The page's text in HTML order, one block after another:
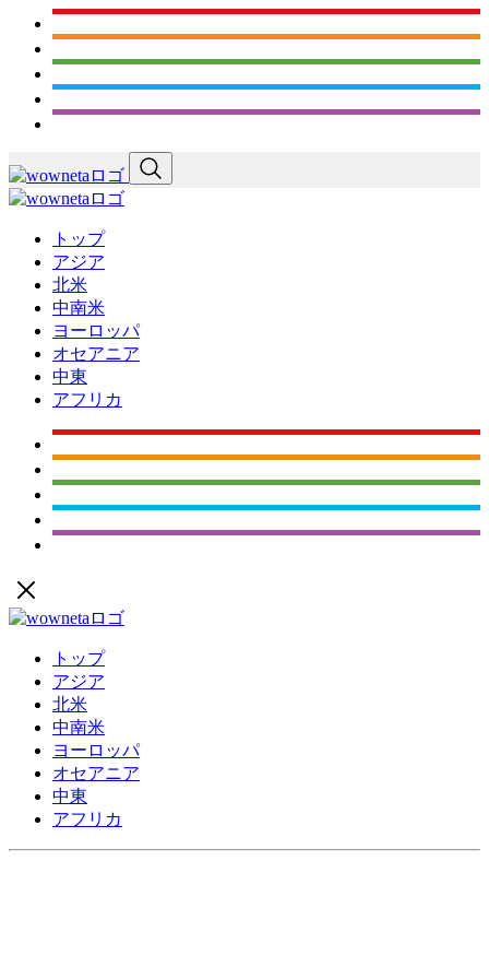
トップ
アジア
北米
中南米
ヨーロッパ
オセアニア
中東
アフリカ
トップ
アジア
北米
中南米
ヨーロッパ
オセアニア
中東
アフリカ